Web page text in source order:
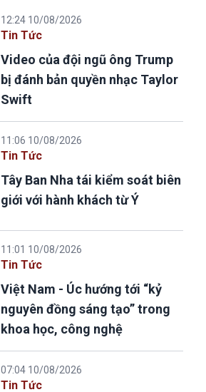
12:24 10/08/2026
Tin Tức
Video của đội ngũ ông Trump
bị đánh bản quyền nhạc Taylor
Swift
11:06 10/08/2026
Tin Tức
Tây Ban Nha tái kiểm soát biên
giới với hành khách từ Ý
11:01 10/08/2026
Tin Tức
Việt Nam - Úc hướng tới “kỷ
nguyên đồng sáng tạo” trong
khoa học, công nghệ
07:04 10/08/2026
Tin Tức